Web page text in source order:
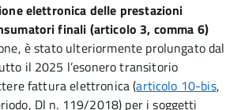
elettronica delle prestazioni
finali (articolo 3, comma 6)
è stato ulteriormente prolungato dal
il 2025 l’esonero transitorio
fattura elettronica (articolo 10-bis,
Dl n. 119/2018) per i soggetti